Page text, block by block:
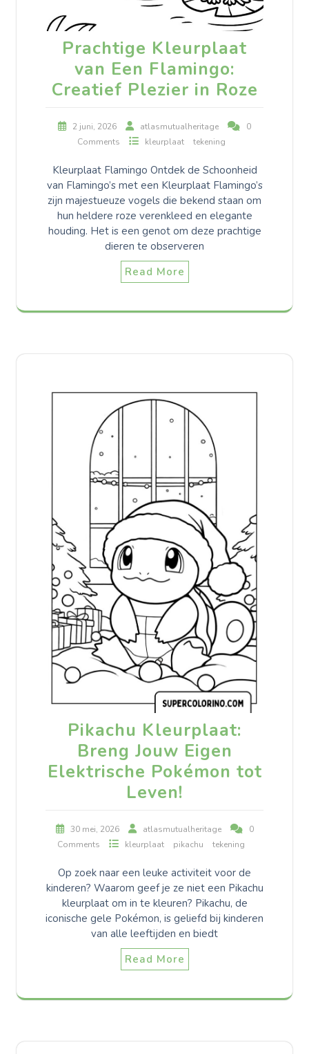
Prachtige Kleurplaat
van Een Flamingo:
Creatief Plezier in Roze
2 juni, 2026 atlasmutualheritage
0
Comments
kleurplaat tekening
Kleurplaat Flamingo Ontdek de Schoonheid
van Flamingo’s met een Kleurplaat Flamingo’s
zijn majestueuze vogels die bekend staan om
hun heldere roze verenkleed en elegante
houding. Het is een genot om deze prachtige
dieren te observeren
Read More
Pikachu Kleurplaat:
Breng Jouw Eigen
Elektrische Pokémon tot
Leven!
30 mei, 2026 atlasmutualheritage
0
Comments
kleurplaat pikachu tekening
Op zoek naar een leuke activiteit voor de
kinderen? Waarom geef je ze niet een Pikachu
kleurplaat om in te kleuren? Pikachu, de
iconische gele Pokémon, is geliefd bij kinderen
van alle leeftijden en biedt
Read More